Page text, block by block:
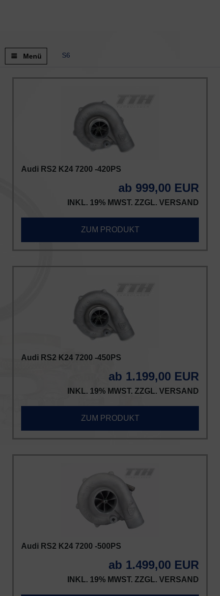
Menü S6
Audi RS2 K24 7200 -420PS
ab 999,00 EUR
INKL. 19% MWST. ZZGL. VERSAND
ZUM PRODUKT
Audi RS2 K24 7200 -450PS
ab 1.199,00 EUR
INKL. 19% MWST. ZZGL. VERSAND
ZUM PRODUKT
Audi RS2 K24 7200 -500PS
ab 1.499,00 EUR
INKL. 19% MWST. ZZGL. VERSAND